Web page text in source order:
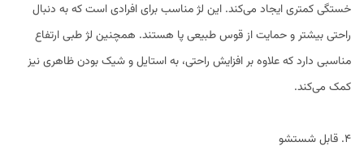
خستگی کمتری ایجاد می‌کند. این لژ مناسب برای افرادی است که به دنبال
راحتی بیشتر و حمایت از قوس طبیعی پا هستند. همچنین لژ طبی ارتفاع
مناسبی دارد که علاوه بر افزایش راحتی، به استایل و شیک بودن ظاهری نیز
کمک می‌کند.
4. قابل شستشو